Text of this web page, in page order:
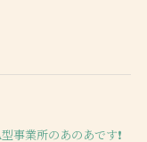
事業所のあのあです❗️